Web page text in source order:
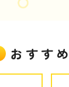
おすす